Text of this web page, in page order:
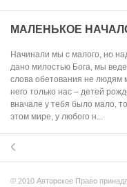
МАЛЕНЬКОЕ
Начинали мы с малого, но
дано милостью Бога, мы
слова обетования не людям
него только нас – детей
вначале у тебя было мало,
этом мире, у любого н...
© 2010 Авторское Право